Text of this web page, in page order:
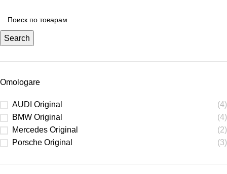
Search
Omologare
AUDI Original
(4)
BMW Original
(4)
Mercedes Original
(2)
Porsche Original
(3)